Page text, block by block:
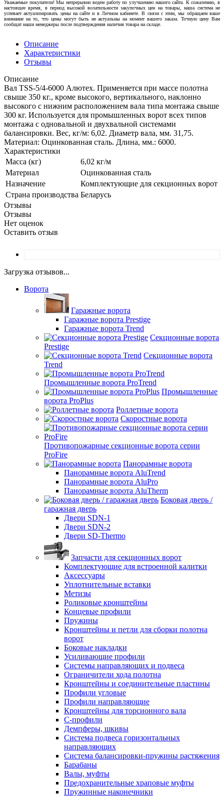
Уважаемые покупатели! Мы непрерывно ведем работу по улучшению нашего сайта. К сожалению, в
настоящее время, в период высокой волатильности закупочных цен на товары, наша система не
успевает актуализировать цены на сайте и в Личном кабинете. В связи с этим, мы обращаем ваше
внимание на то, что цены могут быть не актуальны на момент вашего заказа. Точную цену Вам
сообщат наши менеджеры после подтверждения наличия товара на складе.
Описание
Характеристики
Отзывы
Описание
Вал TSS-5/4-6000 Алютех. Применяется при массе полотна
свыше 350 кг., кроме высокого, вертикального, наклонно
высокого с нижним расположением вала типа монтажа свыше
300 кг. Используется для промышленных ворот всех типов
монтажа с одновальной и двухвальной системами
балансировки. Вес, кг/м: 6,02. Диаметр вала, мм. 31,75.
Материал: Оцинкованная сталь. Длина, мм.: 6000.
Характеристики
Масса (кг)
6,02 кг/м
Материал
Оцинкованная сталь
Назначение
Комплектующие для секционных ворот
Страна производства Беларусь
Отзывы
Отзывы
Нет оценок
Оставить отзыв
Загрузка отзывов...
Ворота
Гаражные ворота
Гаражные ворота Prestige
Гаражные ворота Trend
Секционные ворота
Prestige
Секционные ворота
Trend
Промышленные ворота ProTrend
Промышленные
ворота ProPlus
Роллетные ворота
Скоростные ворота
Противопожарные секционные ворота серии
ProFire
Панорамные ворота
Панорамные ворота AluTrend
Панорамные ворота AluPro
Панорамные ворота AluTherm
Боковая дверь /
гаражная дверь
Двери SDN-1
Двери SDN-2
Двери SD-Thermo
Запчасти для секционных ворот
Комплектующие для встроенной калитки
Аксессуары
Уплотнительные вставки
Метизы
Роликовые кронштейны
Концевые профили
Пружины
Кронштейны и петли для сборки полотна
ворот
Боковые накладки
Усиливающие профили
Системы направляющих и подвеса
Ограничители хода полотна
Кронштейны и соединительные пластины
Профили угловые
Профили направляющие
Кронштейны для торсионного вала
С-профили
Демпферы, шкивы
Система подвеса горизонтальных
направляющих
Система балансировки-пружины растяжения
Барабаны
Валы, муфты
Предохранительные храповые муфты
Пружинные наконечники